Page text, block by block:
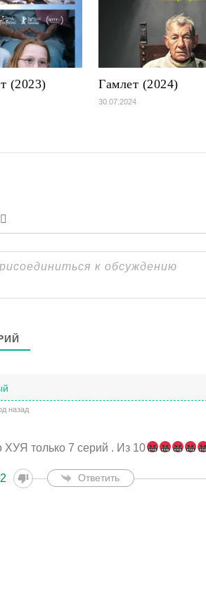
(2023) Гамлет (2024)
30.07.2024
назад
ХУЯ только 7 серий . Из 10
2 Ответить